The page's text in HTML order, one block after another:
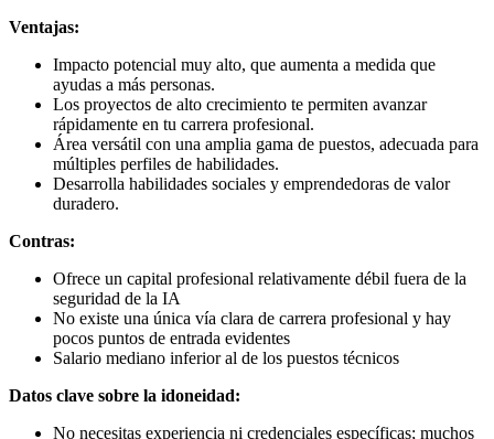
Ventajas:
Impacto potencial muy alto, que aumenta a medida que
ayudas a más personas.
Los proyectos de alto crecimiento te permiten avanzar
rápidamente en tu carrera profesional.
Área versátil con una amplia gama de puestos, adecuada para
múltiples perfiles de habilidades.
Desarrolla habilidades sociales y emprendedoras de valor
duradero.
Contras:
Ofrece un capital profesional relativamente débil fuera de la
seguridad de la IA
No existe una única vía clara de carrera profesional y hay
pocos puntos de entrada evidentes
Salario mediano inferior al de los puestos técnicos
Datos clave sobre la idoneidad:
No necesitas experiencia ni credenciales específicas; muchos